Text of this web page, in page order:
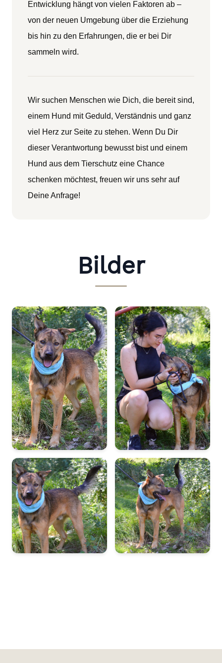
Entwicklung hängt von vielen Faktoren ab –
von der neuen Umgebung über die Erziehung
bis hin zu den Erfahrungen, die er bei Dir
sammeln wird.
Wir suchen Menschen wie Dich, die bereit sind,
einem Hund mit Geduld, Verständnis und ganz
viel Herz zur Seite zu stehen. Wenn Du Dir
dieser Verantwortung bewusst bist und einem
Hund aus dem Tierschutz eine Chance
schenken möchtest, freuen wir uns sehr auf
Deine Anfrage!
Bilder